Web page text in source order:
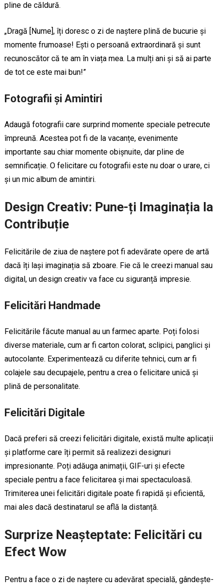
pline de căldură.
„Dragă [Nume], îți doresc o zi de naștere plină de bucurie și
momente frumoase! Ești o persoană extraordinară și sunt
recunoscător că te am în viața mea. La mulți ani și să ai parte
de tot ce este mai bun!”
Fotografii și Amintiri
Adaugă fotografii care surprind momente speciale petrecute
împreună. Acestea pot fi de la vacanțe, evenimente
importante sau chiar momente obișnuite, dar pline de
semnificație. O felicitare cu fotografii este nu doar o urare, ci
și un mic album de amintiri.
Design Creativ: Pune-ți Imaginația la
Contribuție
Felicitările de ziua de naștere pot fi adevărate opere de artă
dacă îți lași imaginația să zboare. Fie că le creezi manual sau
digital, un design creativ va face cu siguranță impresie.
Felicitări Handmade
Felicitările făcute manual au un farmec aparte. Poți folosi
diverse materiale, cum ar fi carton colorat, sclipici, panglici și
autocolante. Experimentează cu diferite tehnici, cum ar fi
colajele sau decupajele, pentru a crea o felicitare unică și
plină de personalitate.
Felicitări Digitale
Dacă preferi să creezi felicitări digitale, există multe aplicații
și platforme care îți permit să realizezi designuri
impresionante. Poți adăuga animații, GIF-uri și efecte
speciale pentru a face felicitarea și mai spectaculoasă.
Trimiterea unei felicitări digitale poate fi rapidă și eficientă,
mai ales dacă destinatarul se află la distanță.
Surprize Neașteptate: Felicitări cu
Efect Wow
Pentru a face o zi de naștere cu adevărat specială, gândește-